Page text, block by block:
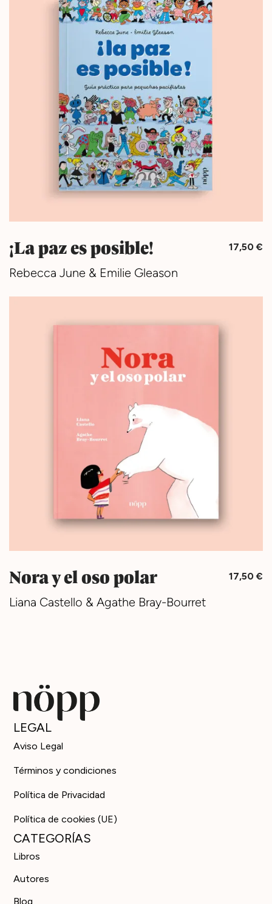
¡La paz es posible! 17,50€
Rebecca June & Emilie Gleason
Nora y el oso polar 17,50€
Liana Castello & Agathe Bray-Bourret
LEGAL
Aviso Legal
Términos y condiciones
Política de Privacidad
Política de cookies (UE)
CATEGORÍAS
Libros
Autores
Blog